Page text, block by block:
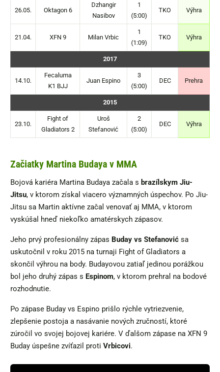
26.05. Oktagon 6
Dzhangir
Nasibov
1
(5:00)
TKO Výhra
21.04. XFN 9 Milan Vrbic
1
(1:09)
TKO Výhra
2017
14.10.
Fecaluma
K1 BJJ
Juan Espino
3
(5:00)
DEC Prehra
2015
23.10.
Fight of
Gladiators 2
Uroš
Stefanović
2
(5:00)
DEC Výhra
Začiatky Martina Budaya v MMA
Bojová kariéra Martina Budaya začala s brazílskym Jiu-
Jitsu, v ktorom získal viacero významných úspechov. Po Jiu-
Jitsu sa Martin aktívne začal venovať aj MMA, v ktorom
vyskúšal hneď niekoľko amatérskych zápasov.
Jeho prvý profesionálny zápas Buday vs Stefanović sa
uskutočnil v roku 2015 na turnaji Fight of Gladiators a
skončil výhrou na body. Budayovou zatiaľ jedinou porážkou
bol jeho druhý zápas s Espinom, v ktorom prehral na bodové
rozhodnutie.
Po zápase Buday vs Espino prišlo rýchle vytriezvenie,
zlepšenie postoja a nasávanie nových zručností, ktoré
zúročil vo svojej bojovej kariére. V ďalšom zápase na XFN 9
Buday úspešne zvíťazil proti Vrbicovi.